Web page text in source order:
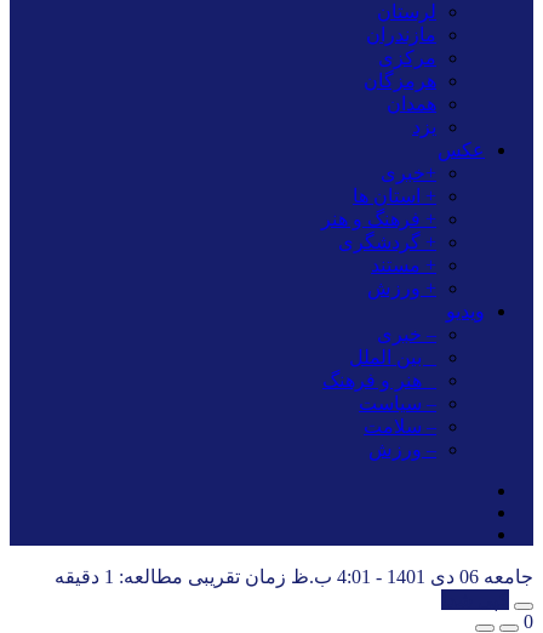
لرستان
مازندران
مرکزی
هرمزگان
همدان
یزد
عکس
+خبری
+ استان ها
+ فرهنگ و هنر
+ گردشگری
+ مستند
+ ورزش
ویدیو
– خبری
_ بین الملل
_ هنر و فرهنگ
– سیاست
– سلامت
– ورزش
جامعه 06 دی 1401 - 4:01 ب.ظ
زمان تقریبی مطالعه: 1 دقیقه
0